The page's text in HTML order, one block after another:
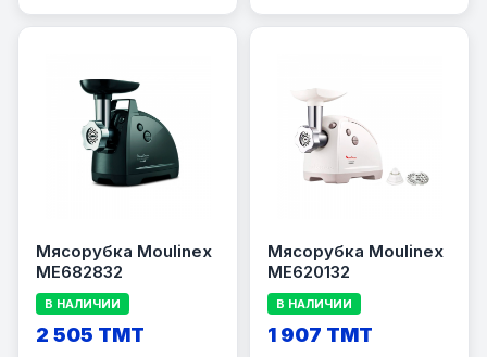
Мясорубка Moulinex
ME682832
В НАЛИЧИИ
2 505 TMT
Мясорубка Moulinex
ME620132
В НАЛИЧИИ
1 907 TMT